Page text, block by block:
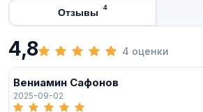
Отзывы 4
4,8 4 оценки
Вениамин Сафонов
2025-09-02